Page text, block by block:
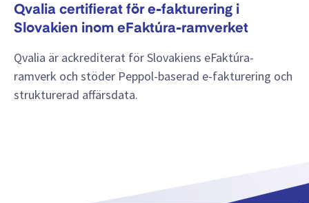
Qvalia certifierat för e-fakturering i
Slovakien inom eFaktúra-ramverket
Qvalia är ackrediterat för Slovakiens eFaktúra-
ramverk och stöder Peppol-baserad e-fakturering och
strukturerad affärsdata.